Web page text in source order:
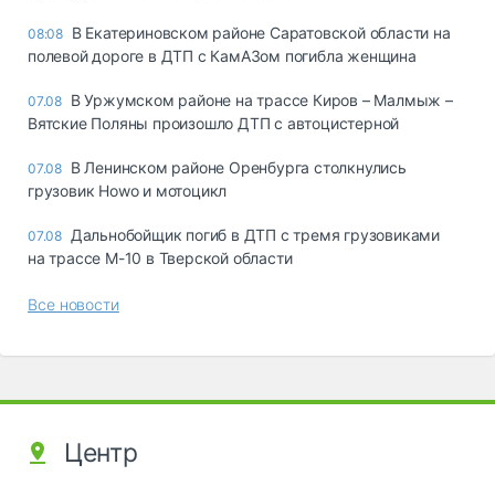
08:08 В Екатериновском районе Саратовской области на
полевой дороге в ДТП с КамАЗом погибла женщина
07.08 В Уржумском районе на трассе Киров – Малмыж –
Вятские Поляны произошло ДТП с автоцистерной
07.08 В Ленинском районе Оренбурга столкнулись
грузовик Howo и мотоцикл
07.08 Дальнобойщик погиб в ДТП с тремя грузовиками
на трассе М-10 в Тверской области
Все новости
Центр